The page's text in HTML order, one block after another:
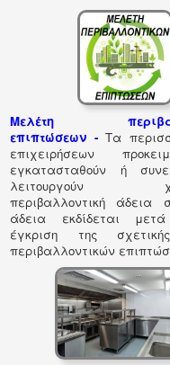
Μελέτη
επιπτώσεων - Τα
επιχειρήσεων
εγκατασταθούν ή
λειτουργούν
περιβαλλοντική
άδεια εκδίδεται
έγκριση της
περιβαλλοντικών